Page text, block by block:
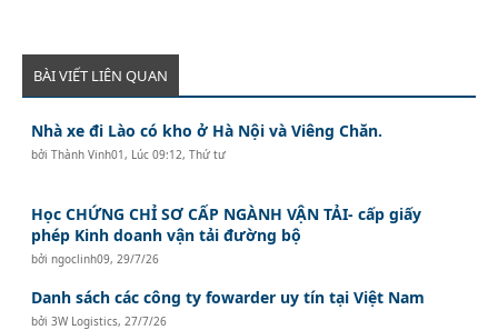
BÀI VIẾT LIÊN QUAN
Nhà xe đi Lào có kho ở Hà Nội và Viêng Chăn.
bởiThành Vinh01 , Lúc 09:12, Thứ tư
Học CHỨNG CHỈ SƠ CẤP NGÀNH VẬN TẢI- cấp giấy
phép Kinh doanh vận tải đường bộ
bởingoclinh09, 29/7/26
Danh sách các công ty fowarder uy tín tại Việt Nam
bởi3W Logistics, 27/7/26